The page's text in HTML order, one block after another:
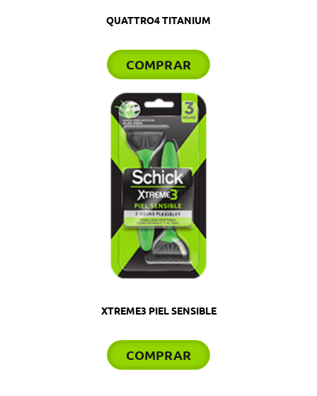
QUATTRO4 TITANIUM
COMPRAR
XTREME3 PIEL SENSIBLE
COMPRAR